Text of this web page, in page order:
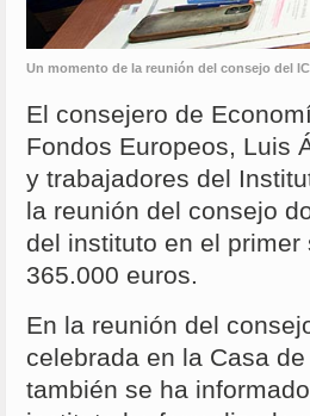
Un momento de la reunión del consejo del
El consejero de
Fondos Europeos, Luis
y trabajadores del
la reunión del consejo
del instituto en el
365.000 euros.
En la reunión del
celebrada en la Casa
también se ha